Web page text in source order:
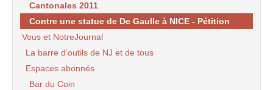
Cantonales 2011
Contre une statue de De Gaulle à NICE - Pétition
Vous et NotreJournal
La barre d’outils de NJ et de tous
Espaces abonnés
Bar du Coin